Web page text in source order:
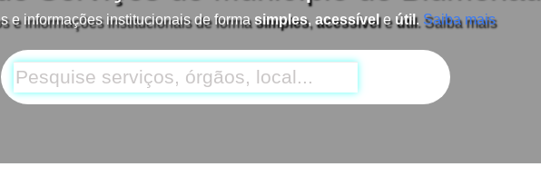
e informações institucionais de formasimples, acessíveleútil. Saiba mais